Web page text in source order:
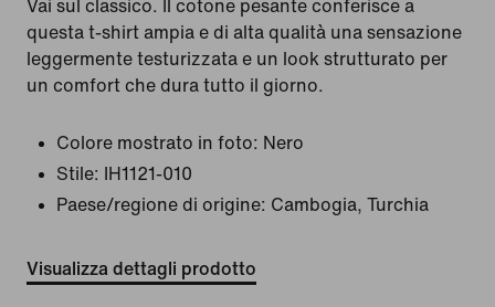
Vai sul classico. Il cotone pesante conferisce a
questa t-shirt ampia e di alta qualità una sensazione
leggermente testurizzata e un look strutturato per
un comfort che dura tutto il giorno.
Colore mostrato in foto: Nero
Stile:
IH1121-010
Paese/regione di origine: Cambogia, Turchia
Visualizza dettagli prodotto